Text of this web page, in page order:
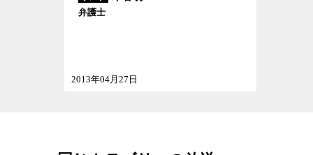
検察が圧倒的に優位な
度と言わなければならないが、それ自体が日本の
弁護士
2013年04月27日